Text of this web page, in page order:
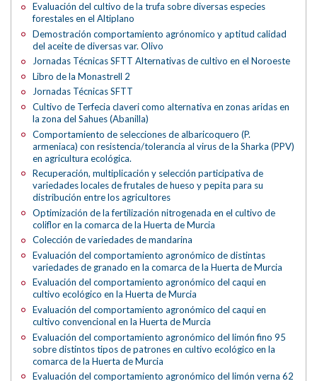
Evaluación del cultivo de la trufa sobre diversas especies
forestales en el Altiplano
Demostración comportamiento agrónomico y aptitud calidad
del aceite de diversas var. Olivo
Jornadas Técnicas SFTT Alternativas de cultivo en el Noroeste
Libro de la Monastrell 2
Jornadas Técnicas SFTT
Cultivo de Terfecia claveri como alternativa en zonas aridas en
la zona del Sahues (Abanilla)
Comportamiento de selecciones de albaricoquero (P.
armeniaca) con resistencia/tolerancia al virus de la Sharka (PPV)
en agricultura ecológica.
Recuperación, multiplicación y selección participativa de
variedades locales de frutales de hueso y pepita para su
distribución entre los agricultores
Optimización de la fertilización nitrogenada en el cultivo de
coliflor en la comarca de la Huerta de Murcia
Colección de variedades de mandarina
Evaluación del comportamiento agronómico de distintas
variedades de granado en la comarca de la Huerta de Murcia
Evaluación del comportamiento agronómico del caqui en
cultivo ecológico en la Huerta de Murcia
Evaluación del comportamiento agronómico del caqui en
cultivo convencional en la Huerta de Murcia
Evaluación del comportamiento agronómico del limón fino 95
sobre distintos tipos de patrones en cultivo ecológico en la
comarca de la Huerta de Murcia
Evaluación del comportamiento agronómico del limón verna 62